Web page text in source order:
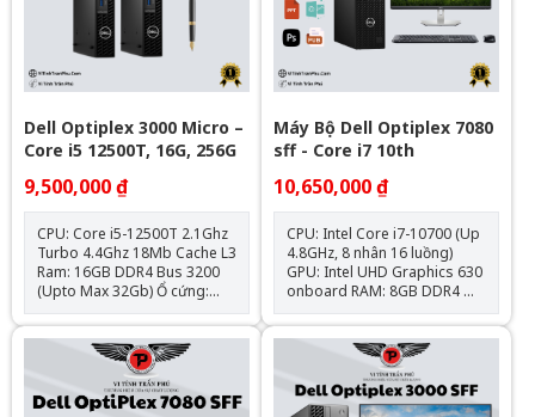
Dell Optiplex 3000 Micro –
Core i5 12500T, 16G, 256G
9,500,000 ₫
CPU: Core i5-12500T 2.1Ghz
Turbo 4.4Ghz 18Mb Cache L3
Ram: 16GB DDR4 Bus 3200
(Upto Max 32Gb) Ổ cứng:
SSD 256GB NVMe Đồ hoạ:
Intel UHD 770 Graphics
Optical: N/A Các tính năng
kèm theo: HDMI, NVME, SATA
III, USB 3.1, DisplayPort Cân
nặng: 1.33 Kg Adapter 65W –
Máy Bộ Dell Optiplex 7080
sff - Core i7 10th
10,650,000 ₫
CPU: Intel Core i7-10700 (Up
4.8GHz, 8 nhân 16 luồng)
GPU: Intel UHD Graphics 630
onboard RAM: 8GB DDR4
SSD: 256GB M.2 NVMe Hệ
điều hành: Chưa Bao Gồm